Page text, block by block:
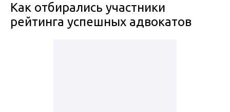
Как отбирались участники
рейтинга успешных адвокатов